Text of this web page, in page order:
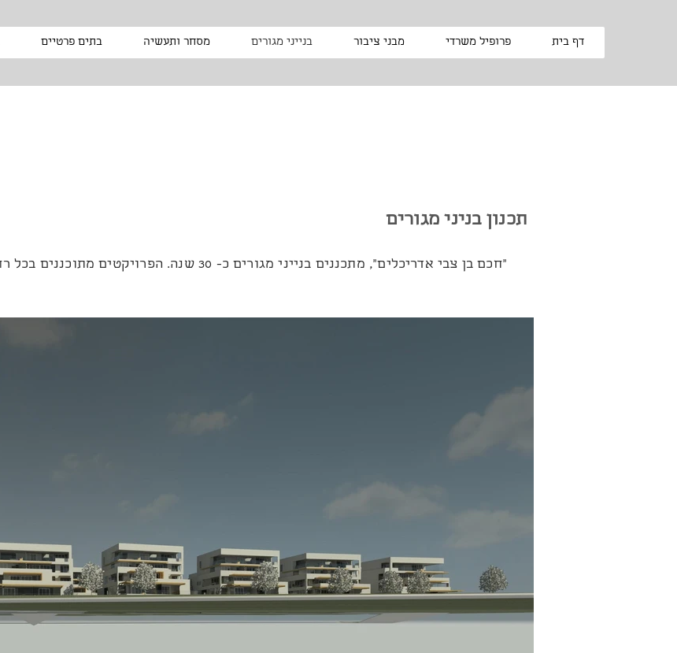
דף בית פרופיל משרדי מבני ציבור בנייני מגורים מסחר ותעשיה בתים פרטיים
תכנון בניני מגורים
"חכם בן צבי אדריכלים", מתכננים בנייני מגורים כ- 30 שנה. הפרויקטים מתוכננים בכל רחבי הארץ עם ידע וניסיון רב בתחום.